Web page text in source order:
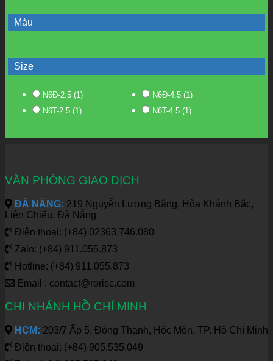
Màu
Size
N6Đ-2.5 (1) N6Đ-4.5 (1)
N6T-2.5 (1) N6T-4.5 (1)
VĂN PHÒNG GIAO DỊCH
ĐÀ NẴNG: 219 Nguyễn Lương Bằng, Hòa Khánh Bắc,
Liên Chiểu, Đà Nẵng
Điện thoại: (+84) 02363.746.080
Zalo: (+84) 911.055.873
Hotline: (+84) 911.055.873
Email : contact@rorisc.com
CHI NHÁNH HỒ CHÍ MINH
HCM: 203/7 Ấp 5, Đông Thạnh, Hóc Môn, TP. Hồ Chí Minh
Điện thoại: (+84) 905.535.049